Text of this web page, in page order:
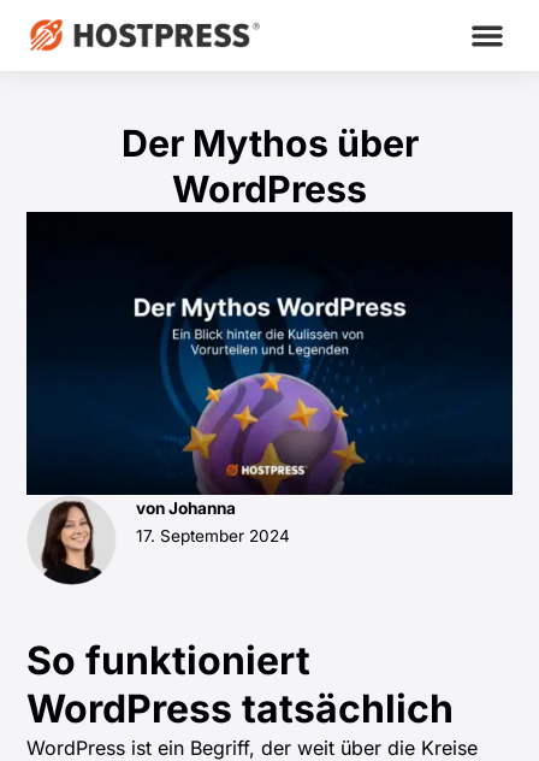
Der Mythos über
WordPress
von Johanna
17. September 2024
So funktioniert
WordPress tatsächlich
WordPress ist ein Begriff, der weit über die Kreise